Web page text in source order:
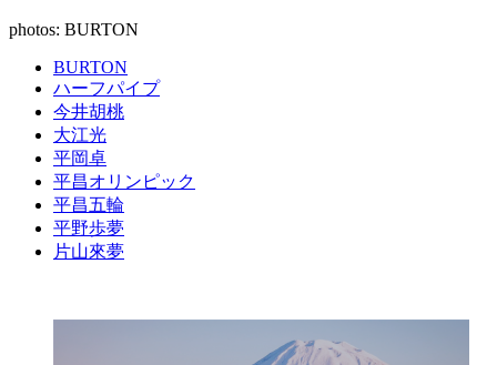
photos: BURTON
BURTON
ハーフパイプ
今井胡桃
大江光
平岡卓
平昌オリンピック
平昌五輪
平野歩夢
片山來夢